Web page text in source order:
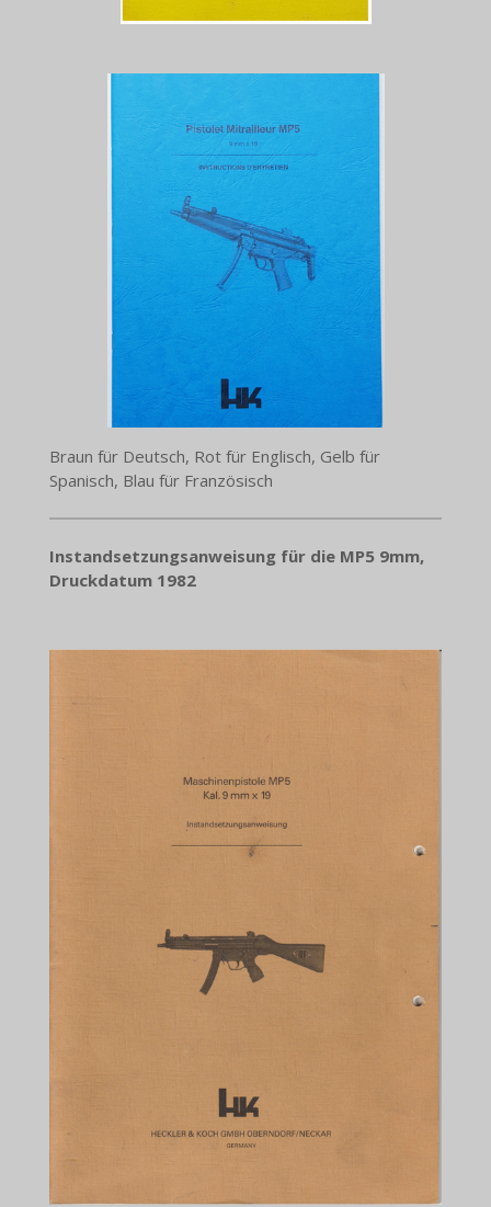
Braun für Deutsch, Rot für Englisch, Gelb für
Spanisch, Blau für Französisch
Instandsetzungsanweisung für die MP5 9mm,
Druckdatum 1982